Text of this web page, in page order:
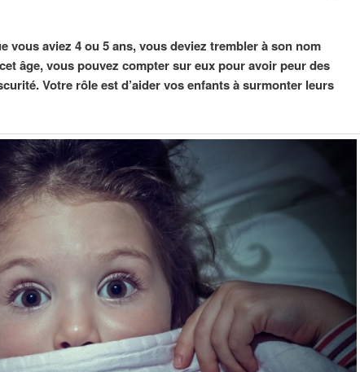
vous aviez 4 ou 5 ans, vous deviez trembler à son nom
âge, vous pouvez compter sur eux pour avoir peur des
Votre rôle est d’aider vos enfants à surmonter leurs